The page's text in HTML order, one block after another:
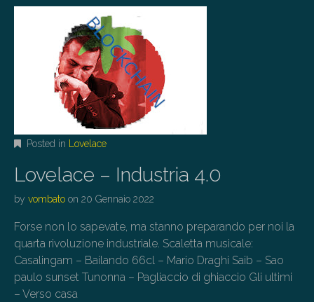
Posted in Lovelace
Lovelace – Industria 4.0
by vombato on 20 Gennaio 2022
Forse non lo sapevate, ma stanno preparando per noi la
quarta rivoluzione industriale. Scaletta musicale:
Casalingam – Bailando 66cl – Mario Draghi Saib – Sao
paulo sunset Tunonna – Pagliaccio di ghiaccio Gli ultimi
– Verso casa